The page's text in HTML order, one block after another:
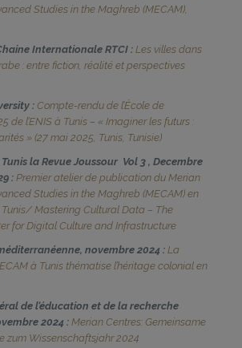
Studies in the Maghreb (MECAM),
Internationale RTCI : Les villes dans
: entre fiction, réalité et perspectives
: Compte-rendu de l’École de
de l’ENIS à Tunis – « Imaginer les futurs :
» (27 mai 2025, Tunis, Tunisie)
la Revue Joussour Vol 3 , Decembre
:Premier atelier de publication du Merian
Studies in the Maghreb (MECAM) en
Tunis/ Mastering Cultural Data – The
for Digital Culture and Infrastructure
novembre 2024 : La
à Tunis thématise l’héritage colonial en
de l’éducation et de la recherche
2024 : Merian Centres: Gemeinsame
zum Wissenschaftsjahr 2024